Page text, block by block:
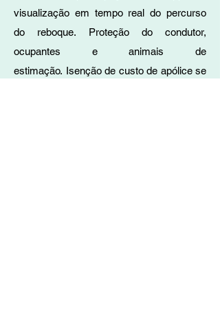
visualização em tempo real do percurso
do reboque. Proteção do condutor,
ocupantes e animais de
estimação. Isenção de custo de apólice se